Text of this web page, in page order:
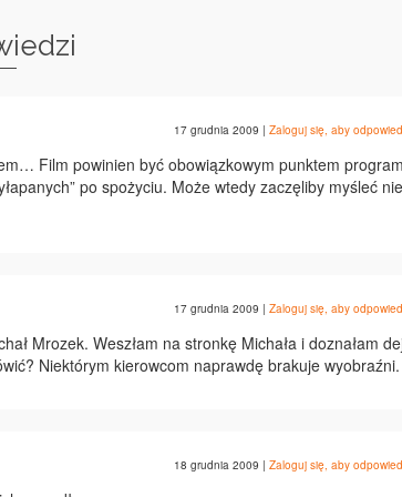
17 grudnia 2009 | Zaloguj się, aby
Film powinien być obowiązkowym punktem
po spożyciu. Może wtedy zaczęliby myśleć nie
17 grudnia 2009 | Zaloguj się, aby
Mrozek. Weszłam na stronkę Michała i doznałam
Niektórym kierowcom naprawdę brakuje wyobraźni.
18 grudnia 2009 | Zaloguj się, aby